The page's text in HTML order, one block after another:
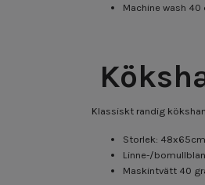
Machine wash 40
Klassiskt randig
Storlek: 48x65cm
Linne-/
Maskintvätt 40